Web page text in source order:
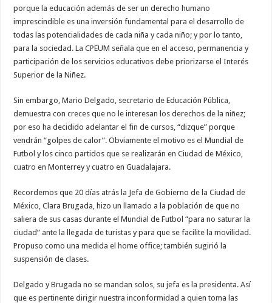
porque la educación además de ser un derecho humano
imprescindible es una inversión fundamental para el desarrollo de
todas las potencialidades de cada niña y cada niño; y por lo tanto,
para la sociedad. La CPEUM señala que en el acceso, permanencia y
participación de los servicios educativos debe priorizarse el Interés
Superior de la Niñez.
Sin embargo, Mario Delgado, secretario de Educación Pública,
demuestra con creces que no le interesan los derechos de la niñez;
por eso ha decidido adelantar el fin de cursos, “dizque” porque
vendrán “golpes de calor”. Obviamente el motivo es el Mundial de
Futbol y los cinco partidos que se realizarán en Ciudad de México,
cuatro en Monterrey y cuatro en Guadalajara.
Recordemos que 20 días atrás la Jefa de Gobierno de la Ciudad de
México, Clara Brugada, hizo un llamado a la población de que no
saliera de sus casas durante el Mundial de Futbol “para no saturar la
ciudad” ante la llegada de turistas y para que se facilite la movilidad.
Propuso como una medida el home office; también sugirió la
suspensión de clases.
Delgado y Brugada no se mandan solos, su jefa es la presidenta. Así
que es pertinente dirigir nuestra inconformidad a quien toma las